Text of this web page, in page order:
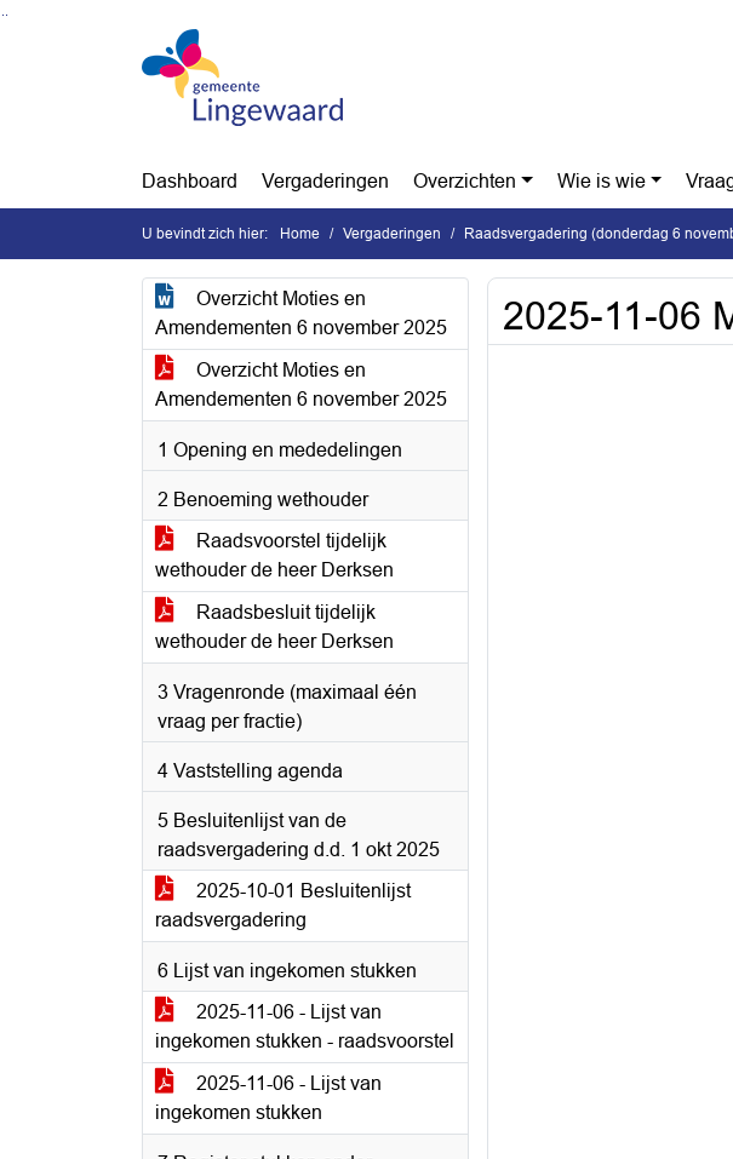
Ga naar de inhoud van deze pagina
Dashboard Vergaderingen Overzichten Wie is wie
U bevindt zich hier: Home Vergaderingen Raadsvergadering (donderdag 6
Overzicht Moties en
Amendementen 6 november 2025
Overzicht Moties en
Amendementen 6 november 2025
1 Opening en mededelingen
2 Benoeming wethouder
Raadsvoorstel tijdelijk
wethouder de heer Derksen
Raadsbesluit tijdelijk
wethouder de heer Derksen
3 Vragenronde (maximaal één
vraag per fractie)
4 Vaststelling agenda
5 Besluitenlijst van de
raadsvergadering d.d. 1 okt 2025
2025-10-01 Besluitenlijst
raadsvergadering
6 Lijst van ingekomen stukken
2025-11-06 - Lijst van
ingekomen stukken - raadsvoorstel
2025-11-06 - Lijst van
ingekomen stukken
2025-11-06